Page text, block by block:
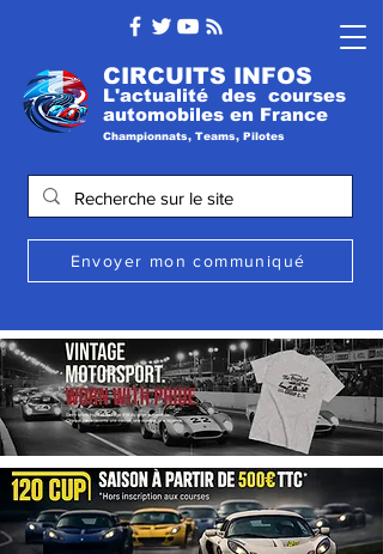
CIRCUITS INFOS
L'actualité des courses
automobiles en France
Championnats, Teams, Pilotes
Envoyer mon communiqué